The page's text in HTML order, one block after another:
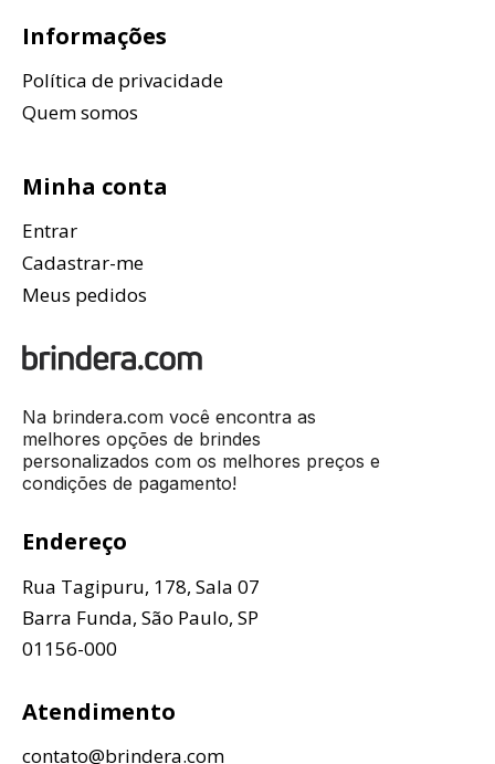
Informações
Política de privacidade
Quem somos
Minha conta
Entrar
Cadastrar-me
Meus pedidos
Na brindera.com você encontra as
melhores opções de brindes
personalizados com os melhores preços e
condições de pagamento!
Endereço
Rua Tagipuru, 178, Sala 07
Barra Funda, São Paulo, SP
01156-000
Atendimento
contato@brindera.com